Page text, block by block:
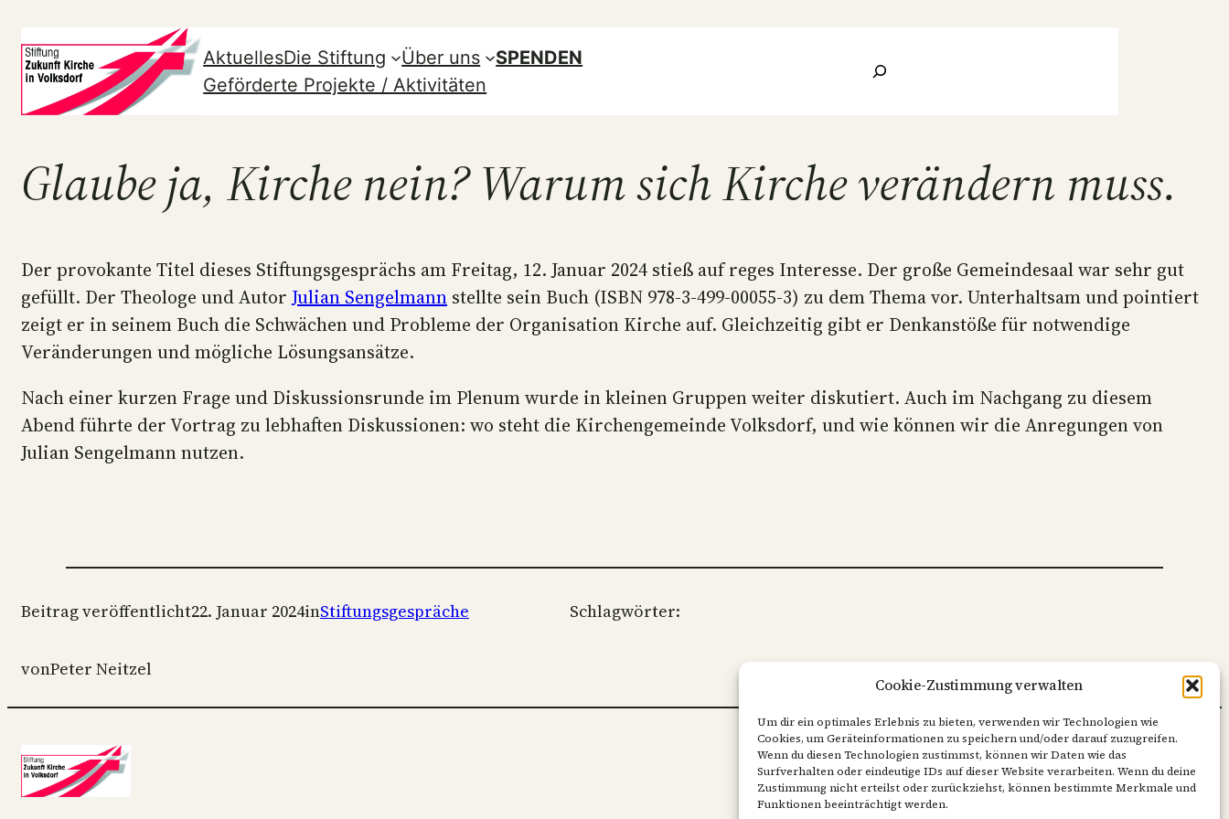
Cookie-Zustimmung verwalten
Um dir ein optimales Erlebnis zu bieten, verwenden wir Technologien wie
Cookies, um Geräteinformationen zu speichern und/oder darauf zuzugreifen.
Wenn du diesen Technologien zustimmst, können wir Daten wie das
Surfverhalten oder eindeutige IDs auf dieser Website verarbeiten. Wenn du deine
Zustimmung nicht erteilst oder zurückziehst, können bestimmte Merkmale und
Funktionen beeinträchtigt werden.
Zum
Inhalt
springen
AktuellesDie Stiftung Über uns
SPENDEN
Geförderte Projekte / Aktivitäten
Suchen
Glaube ja, Kirche nein? Warum sich Kirche verändern muss.
Der provokante Titel dieses Stiftungsgesprächs am Freitag, 12. Januar 2024 stieß auf reges Interesse. Der große Gemeindesaal war sehr gut
gefüllt. Der Theologe und AutorJulian Sengelmann stellte sein Buch (ISBN 978-3-499-00055-3) zu dem Thema vor. Unterhaltsam und pointiert
zeigt er in seinem Buch die Schwächen und Probleme der Organisation Kirche auf. Gleichzeitig gibt er Denkanstöße für notwendige
Veränderungen und mögliche Lösungsansätze.
Nach einer kurzen Frage und Diskussionsrunde im Plenum wurde in kleinen Gruppen weiter diskutiert. Auch im Nachgang zu diesem
Abend führte der Vortrag zu lebhaften Diskussionen: wo steht die Kirchengemeinde Volksdorf, und wie können wir die Anregungen von
Julian Sengelmann nutzen.
Beitrag veröffentlicht22. Januar 2024inStiftungsgespräche
vonPeter Neitzel
Schlagwörter:
Rechtliches